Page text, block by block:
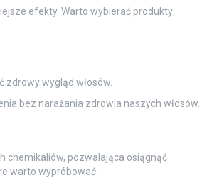
efekty. Warto wybierać produkty:
wygląd włosów.
bez narażania zdrowia naszych włosów.
chemikaliów, pozwalająca osiągnąć
warto wypróbować: